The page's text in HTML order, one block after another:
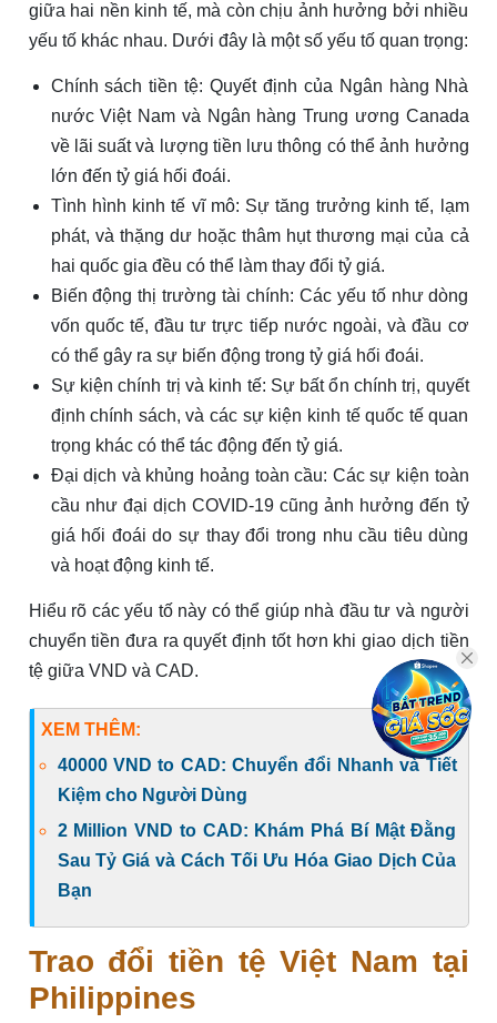
giữa hai nền kinh tế, mà còn chịu ảnh hưởng bởi nhiều
yếu tố khác nhau. Dưới đây là một số yếu tố quan trọng:
Chính sách tiền tệ: Quyết định của Ngân hàng Nhà
nước Việt Nam và Ngân hàng Trung ương Canada
về lãi suất và lượng tiền lưu thông có thể ảnh hưởng
lớn đến tỷ giá hối đoái.
Tình hình kinh tế vĩ mô: Sự tăng trưởng kinh tế, lạm
phát, và thặng dư hoặc thâm hụt thương mại của cả
hai quốc gia đều có thể làm thay đổi tỷ giá.
Biến động thị trường tài chính: Các yếu tố như dòng
vốn quốc tế, đầu tư trực tiếp nước ngoài, và đầu cơ
có thể gây ra sự biến động trong tỷ giá hối đoái.
Sự kiện chính trị và kinh tế: Sự bất ổn chính trị, quyết
định chính sách, và các sự kiện kinh tế quốc tế quan
trọng khác có thể tác động đến tỷ giá.
Đại dịch và khủng hoảng toàn cầu: Các sự kiện toàn
cầu như đại dịch COVID-19 cũng ảnh hưởng đến tỷ
giá hối đoái do sự thay đổi trong nhu cầu tiêu dùng
và hoạt động kinh tế.
Hiểu rõ các yếu tố này có thể giúp nhà đầu tư và người
chuyển tiền đưa ra quyết định tốt hơn khi giao dịch tiền
tệ giữa VND và CAD.
XEM THÊM:
40000 VND to CAD: Chuyển đổi Nhanh và Tiết
Kiệm cho Người Dùng
2 Million VND to CAD: Khám Phá Bí Mật Đằng
Sau Tỷ Giá và Cách Tối Ưu Hóa Giao Dịch Của
Bạn
Trao đổi tiền tệ Việt Nam tại
Philippines